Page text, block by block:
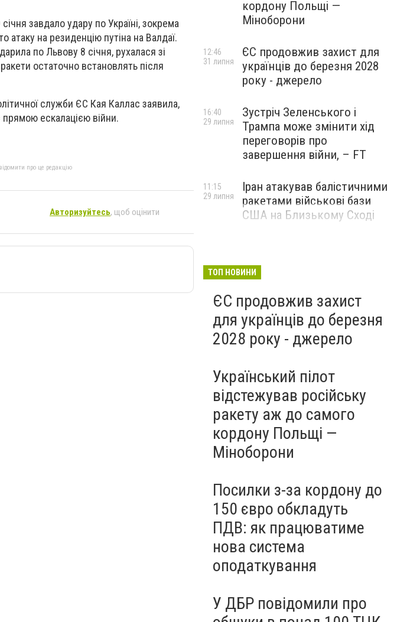
завдало удару по Україні, зокрема
атаку на резиденцію путіна на Валдаї.
по Львову 8 січня, рухалася зі
остаточно встановлять після
служби ЄС Кая Каллас заявила,
ескалацією війни.
про це редакцію
Авторизуйтесь, щоб оцінити
кордону Польщі —
Міноборони
ЄС продовжив захист для
українців до березня 2028
року - джерело
12:46
31 липня
Зустріч Зеленського і
Трампа може змінити хід
переговорів про
завершення війни, – FT
16:40
29 липня
Іран атакував балістичними
ракетами військові бази
США на Близькому Сході
11:15
29 липня
ТОП НОВИНИ
ЄС продовжив захист
для українців до березня
2028 року - джерело
Український пілот
відстежував російську
ракету аж до самого
кордону Польщі —
Міноборони
Посилки з-за кордону до
150 євро обкладуть
ПДВ: як працюватиме
нова система
оподаткування
У ДБР повідомили про